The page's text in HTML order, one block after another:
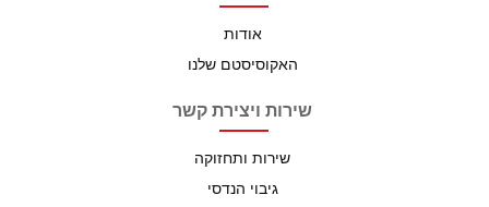
אודות
האקוסיסטם שלנו
שירות ויצירת קשר
שירות ותחזוקה
גיבוי הנדסי